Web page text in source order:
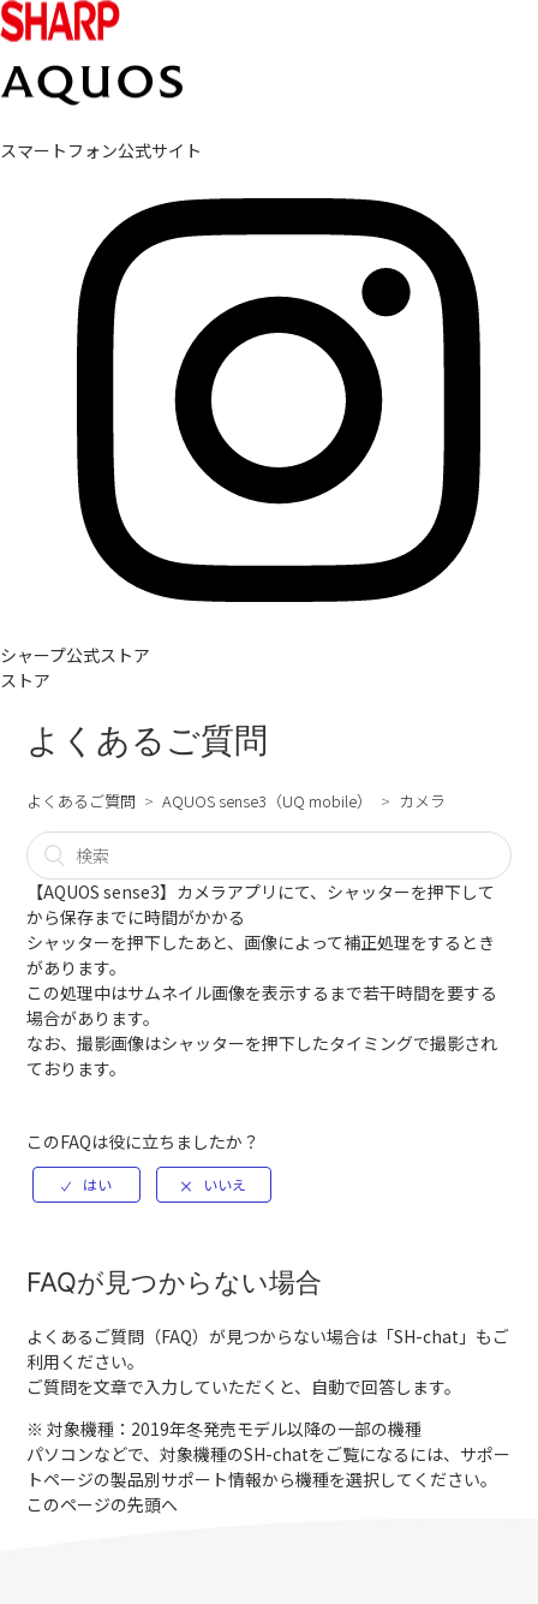
スマートフォン公式サイト
シャープ公式ストア
ストア
よくあるご質問
よくあるご質問 AQUOS sense3（UQ mobile） カメラ
【AQUOS sense3】カメラアプリにて、シャッターを押下して
から保存までに時間がかかる
シャッターを押下したあと、画像によって補正処理をするとき
があります。
この処理中はサムネイル画像を表示するまで若干時間を要する
場合があります。
なお、撮影画像はシャッターを押下したタイミングで撮影され
ております。
このFAQは役に立ちましたか？
FAQが見つからない場合
よくあるご質問（FAQ）が見つからない場合は「SH-chat 」もご
利用ください。
ご質問を文章で入力していただくと、自動で回答します。
※ 対象機種：2019年冬発売モデル以降の一部の機種
パソコンなどで、対象機種のSH-chatをご覧になるには、サポー
トページの製品別サポート情報から機種を選択してください。
このページの先頭へ